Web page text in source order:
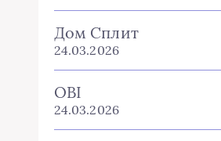
Дом Сплит
24.03.2026
OBI
24.03.2026